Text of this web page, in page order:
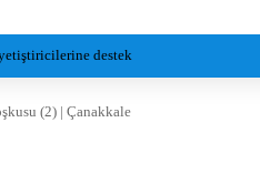
Bedeni Bulundu
(2) | Çanakkale